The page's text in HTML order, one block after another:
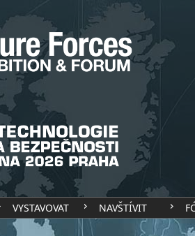
VYSTAVOVAT NAVŠTÍVIT